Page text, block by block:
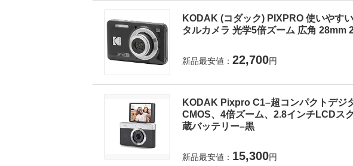
KODAK (コダック) PIXPRO 使いやす
タルカメラ 光学5倍ズーム 広角 28mm
新品最安値： 22,700円
KODAK Pixpro C1–超コンパクトデジ
CMOS、4倍ズーム、2.8インチLCDス
蔵バッテリー–黒
新品最安値： 15,300円